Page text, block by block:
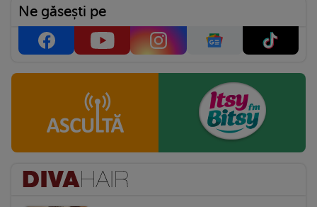
Ne găsești pe